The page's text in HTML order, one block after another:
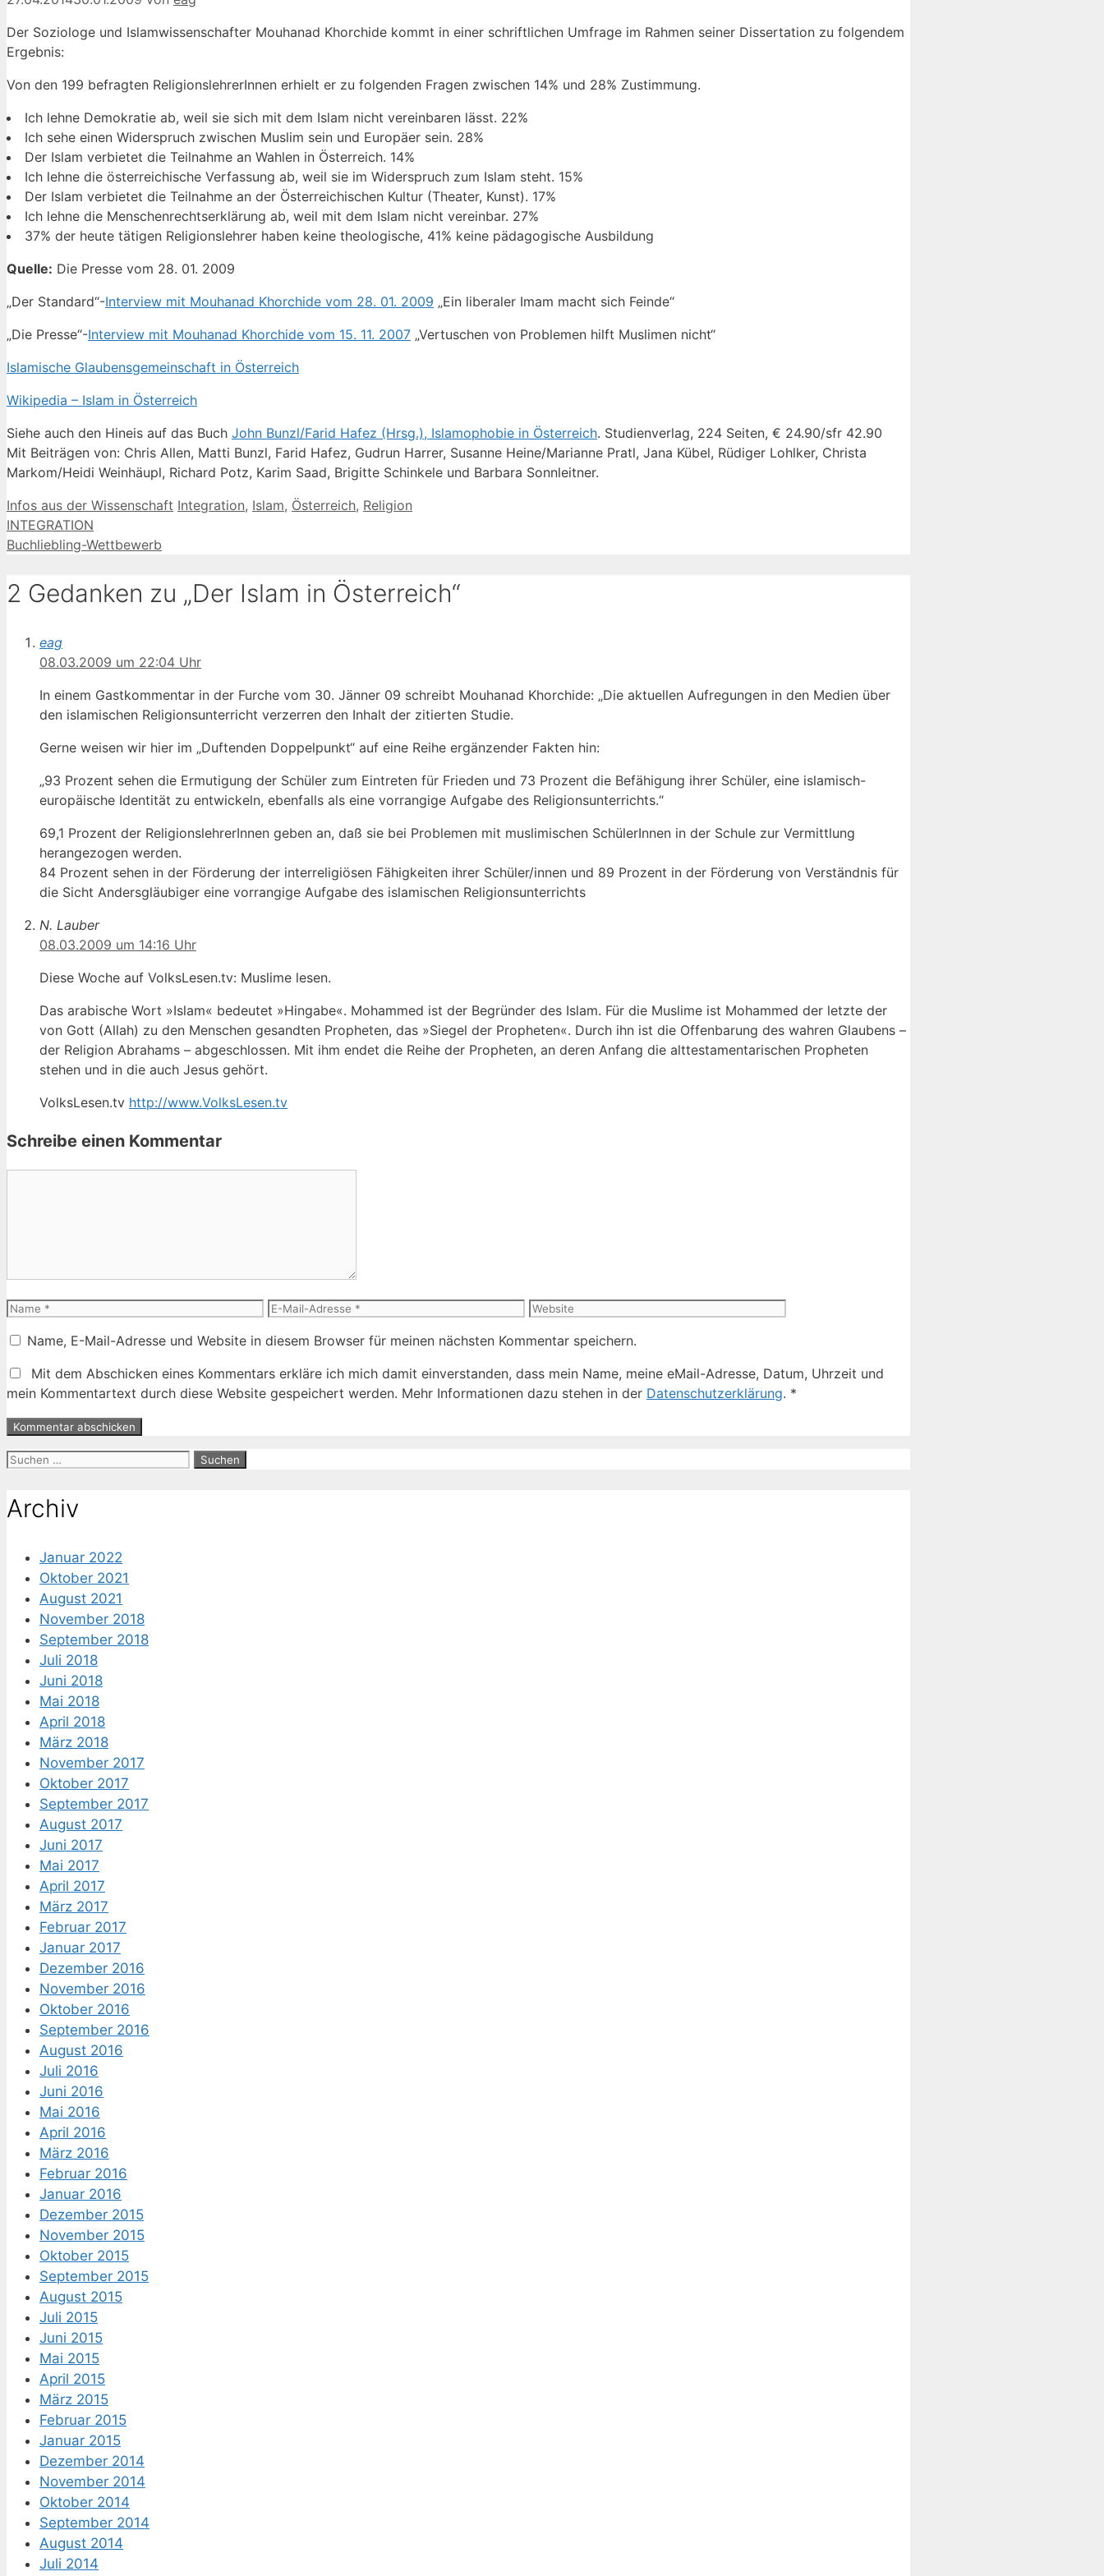
Der Soziologe und Islamwissenschafter Mouhanad Khorchide kommt in einer schriftlichen Umfrage im Rahmen seiner Dissertation zu folgendem
Ergebnis:
Von den 199 befragten ReligionslehrerInnen erhielt er zu folgenden Fragen zwischen 14% und 28% Zustimmung.
Ich lehne Demokratie ab, weil sie sich mit dem Islam nicht vereinbaren lässt. 22%
Ich sehe einen Widerspruch zwischen Muslim sein und Europäer sein. 28%
Der Islam verbietet die Teilnahme an Wahlen in Österreich. 14%
Ich lehne die österreichische Verfassung ab, weil sie im Widerspruch zum Islam steht. 15%
Der Islam verbietet die Teilnahme an der Österreichischen Kultur (Theater, Kunst). 17%
Ich lehne die Menschenrechtserklärung ab, weil mit dem Islam nicht vereinbar. 27%
37% der heute tätigen Religionslehrer haben keine theologische, 41% keine pädagogische Ausbildung
Quelle: Die Presse vom 28. 01. 2009
„Der Standard“-Interview mit Mouhanad Khorchide vom 28. 01. 2009 „Ein liberaler Imam macht sich Feinde“
„Die Presse“-Interview mit Mouhanad Khorchide vom 15. 11. 2007 „Vertuschen von Problemen hilft Muslimen nicht“
Islamische Glaubensgemeinschaft in Österreich
Wikipedia – Islam in Österreich
Siehe auch den Hineis auf das Buch John Bunzl/Farid Hafez (Hrsg.), Islamophobie in Österreich. Studienverlag, 224 Seiten, € 24.90/sfr 42.90
Mit Beiträgen von: Chris Allen, Matti Bunzl, Farid Hafez, Gudrun Harrer, Susanne Heine/Marianne Pratl, Jana Kübel, Rüdiger Lohlker, Christa
Markom/Heidi Weinhäupl, Richard Potz, Karim Saad, Brigitte Schinkele und Barbara Sonnleitner.
Kategorien
Infos aus der Wissenschaft Schlagwörter
Integration, Islam, Österreich, Religion
INTEGRATION
Buchliebling-Wettbewerb
2 Gedanken zu „Der Islam in Österreich“
eag
08.03.2009 um 22:04 Uhr
In einem Gastkommentar in der Furche vom 30. Jänner 09 schreibt Mouhanad Khorchide: „Die aktuellen Aufregungen in den Medien über
den islamischen Religionsunterricht verzerren den Inhalt der zitierten Studie.
Gerne weisen wir hier im „Duftenden Doppelpunkt“ auf eine Reihe ergänzender Fakten hin:
„93 Prozent sehen die Ermutigung der Schüler zum Eintreten für Frieden und 73 Prozent die Befähigung ihrer Schüler, eine islamisch-
europäische Identität zu entwickeln, ebenfalls als eine vorrangige Aufgabe des Religionsunterrichts.“
69,1 Prozent der ReligionslehrerInnen geben an, daß sie bei Problemen mit muslimischen SchülerInnen in der Schule zur Vermittlung
herangezogen werden.
84 Prozent sehen in der Förderung der interreligiösen Fähigkeiten ihrer Schüler/innen und 89 Prozent in der Förderung von Verständnis für
die Sicht Andersgläubiger eine vorrangige Aufgabe des islamischen Religionsunterrichts
N. Lauber
08.03.2009 um 14:16 Uhr
Diese Woche auf VolksLesen.tv: Muslime lesen.
Das arabische Wort »Islam« bedeutet »Hingabe«. Mohammed ist der Begründer des Islam. Für die Muslime ist Mohammed der letzte der
von Gott (Allah) zu den Menschen gesandten Propheten, das »Siegel der Propheten«. Durch ihn ist die Offenbarung des wahren Glaubens –
der Religion Abrahams – abgeschlossen. Mit ihm endet die Reihe der Propheten, an deren Anfang die alttestamentarischen Propheten
stehen und in die auch Jesus gehört.
VolksLesen.tv http://www.VolksLesen.tv
Schreibe einen Kommentar
Name
E-
Adresse
Website
Name, E-Mail-Adresse und Website in diesem Browser für meinen nächsten Kommentar speichern.
Mit dem Abschicken eines Kommentars erkläre ich mich damit einverstanden, dass mein Name, meine eMail-Adresse, Datum, Uhrzeit und
mein Kommentartext durch diese Website gespeichert werden. Mehr Informationen dazu stehen in der Datenschutzerklärung. *
Suche
Archiv
Januar 2022
Oktober 2021
August 2021
November 2018
September 2018
Juli 2018
Juni 2018
Mai 2018
April 2018
März 2018
November 2017
Oktober 2017
September 2017
August 2017
Juni 2017
Mai 2017
April 2017
März 2017
Februar 2017
Januar 2017
Dezember 2016
November 2016
Oktober 2016
September 2016
August 2016
Juli 2016
Juni 2016
Mai 2016
April 2016
März 2016
Februar 2016
Januar 2016
Dezember 2015
November 2015
Oktober 2015
September 2015
August 2015
Juli 2015
Juni 2015
Mai 2015
April 2015
März 2015
Februar 2015
Januar 2015
Dezember 2014
November 2014
Oktober 2014
September 2014
August 2014
Juli 2014